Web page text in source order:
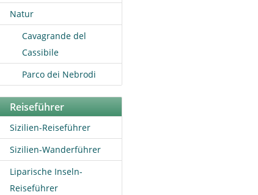
Natur
Cavagrande del
Cassibile
Parco dei Nebrodi
Reiseführer
Sizilien-Reiseführer
Sizilien-Wanderführer
Liparische Inseln-
Reiseführer